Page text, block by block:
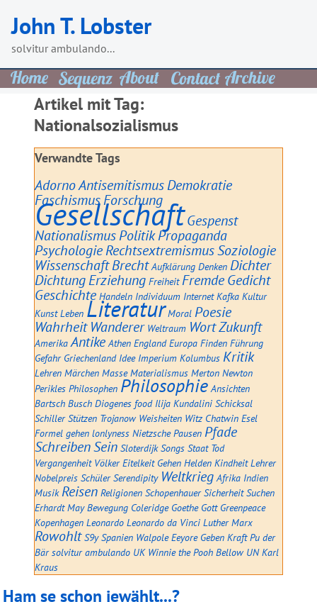
content
John T. Lobster
solvitur ambulando...
Artikel mit Tag:
Nationalsozialismus
Verwandte Tags
AdornoAntisemitismusDemokratie
FaschismusForschung
GesellschaftGespenst
NationalismusPolitikPropaganda
PsychologieRechtsextremismusSoziologie
WissenschaftBrecht Aufklärung Denken Dichter
DichtungErziehung Freiheit FremdeGedicht
Geschichte Handeln Individuum Internet Kafka Kultur
Kunst Leben Literatur Moral Poesie
Wahrheit Wanderer Weltraum WortZukunft
Amerika Antike Athen England Europa Finden Führung
Gefahr Griechenland Idee Imperium Kolumbus Kritik
Lehren Märchen Masse Materialismus Merton Newton
Perikles Philosophen Philosophie Ansichten
Bartsch Busch Diogenes food Ilija Kundalini Schicksal
Schiller Stützen Trojanow Weisheiten Witz Chatwin Esel
Formel gehen lonlyness Nietzsche Pausen Pfade
SchreibenSein Sloterdijk Songs Staat Tod
Vergangenheit Völker Eitelkeit Gehen Helden Kindheit Lehrer
Nobelpreis Schüler Serendipity Weltkrieg Afrika Indien
Musik Reisen Religionen Schopenhauer Sicherheit Suchen
Erhardt May Bewegung Coleridge Goethe Gott Greenpeace
Kopenhagen Leonardo Leonardo da Vinci Luther Marx
Rowohlt S9y Spanien Walpole Eeyore Geben Kraft Pu der
Bär solvitur ambulando UK Winnie the Pooh Bellow UN Karl
Kraus
Ham se schon jewählt...?